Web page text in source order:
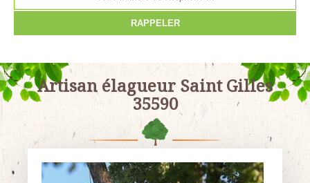
Artisan élagueur Saint Gilles
35590